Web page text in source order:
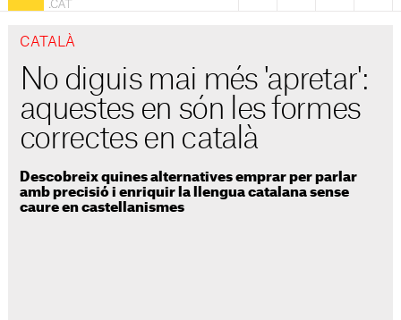
CATALÀ
No diguis mai més 'apretar':
aquestes en són les formes
correctes en català
Descobreix quines alternatives emprar per parlar
amb precisió i enriquir la llengua catalana sense
caure en castellanismes